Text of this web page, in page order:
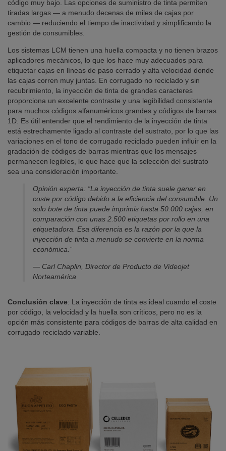
código muy bajo. Las opciones de suministro de tinta permiten
tiradas largas — a menudo decenas de miles de cajas por
cambio — reduciendo el tiempo de inactividad y simplificando la
gestión de consumibles.
Los sistemas LCM tienen una huella compacta y no tienen brazos
aplicadores mecánicos, lo que los hace muy adecuados para
etiquetar cajas en líneas de paso cerrado y alta velocidad donde
las cajas corren muy juntas. En corrugado no reciclado y sin
recubrimiento, la inyección de tinta de grandes caracteres
proporciona un excelente contraste y una legibilidad consistente
para muchos códigos alfanuméricos grandes y códigos de barras
1D. Es útil entender que el rendimiento de la inyección de tinta
está estrechamente ligado al contraste del sustrato, por lo que las
variaciones en el tono de corrugado reciclado pueden influir en la
gradación de códigos de barras mientras que los mensajes
permanecen legibles, lo que hace que la selección del sustrato
sea una consideración importante.
Opinión experta: “La inyección de tinta suele ganar en
coste por código debido a la eficiencia del consumible. Un
solo bote de tinta puede imprimis hasta 50.000 cajas, en
comparación con unas 2.500 etiquetas por rollo en una
etiquetadora. Esa diferencia es la razón por la que la
inyección de tinta a menudo se convierte en la norma
económica.”
— Carl Chaplin, Director de Producto de Videojet
Norteamérica
Conclusión clave: La inyección de tinta es ideal cuando el coste
por código, la velocidad y la huella son críticos, pero no es la
opción más consistente para códigos de barras de alta calidad en
corrugado reciclado variable.